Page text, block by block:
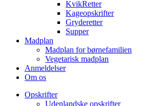
KvikRetter
Kageopskrifter
Gryderetter
Supper
Madplan
Madplan for børnefamilien
Vegetarisk madplan
Anmeldelser
Om os
Opskrifter
Udenlandske opskrifter